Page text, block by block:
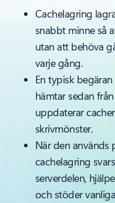
Cachelagring
snabbt minne så
utan att behöva
varje gång.
En typisk
hämtar sedan
uppdaterar
skrivmönster.
När den används
cachelagring
serverdelen,
och stöder